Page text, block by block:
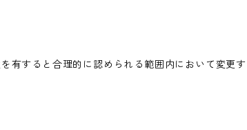
有すると合理的に認められる範囲内において変更